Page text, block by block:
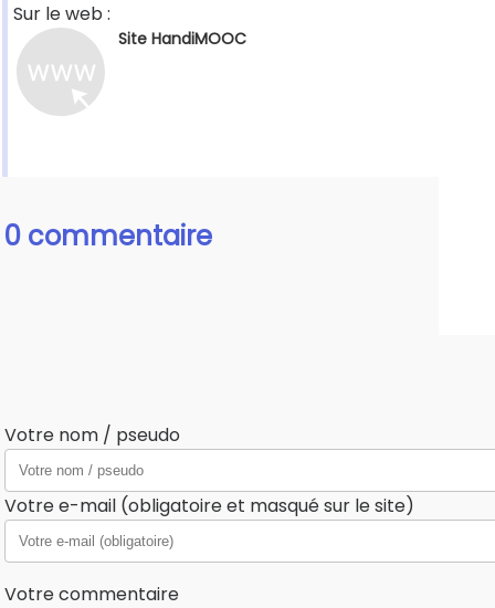
Sur le web :
Site HandiMOOC
0 commentaire
Votre nom / pseudo
Votre e-mail (obligatoire et masqué sur le site)
Votre commentaire